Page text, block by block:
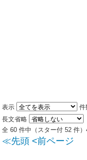
表示
件
長文省略
全 60 件中（スター付 52 件
≪先頭 <前ページ